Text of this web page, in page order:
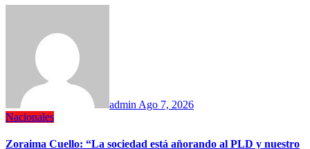
admin Ago 7, 2026
Nacionales
Zoraima Cuello: “La sociedad está añorando al PLD y nuestro